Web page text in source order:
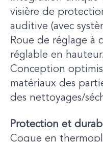
visière de
auditive (avec
Roue de réglage à
réglable en hauteur.
Conception
matériaux des
des nettoyages/
Protection et
Coque en